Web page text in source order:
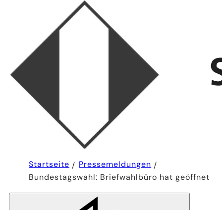
Startseite
Pressemeldungen
Bundestagswahl: Briefwahlbüro hat geöffnet